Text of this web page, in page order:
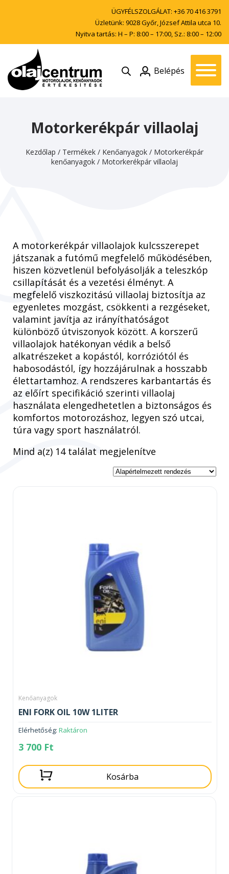
ÜGYFÉLSZOLGÁLAT: +36 70 416 3791
Üzletünk: 9028 Győr, József Attila utca 10.
Nyitva tartás: H – P: 8:00 – 17:00, Sz.: 8:00 – 12:00
Belépés
Motorkerékpár villaolaj
Kezdőlap / Termékek / Kenőanyagok / Motorkerékpár
kenőanyagok / Motorkerékpár villaolaj
A motorkerékpár villaolajok kulcsszerepet
játszanak a futómű megfelelő működésében,
hiszen közvetlenül befolyásolják a teleszkóp
csillapítását és a vezetési élményt. A
megfelelő viszkozitású villaolaj biztosítja az
egyenletes mozgást, csökkenti a rezgéseket,
valamint javítja az irányíthatóságot
különböző útviszonyok között. A korszerű
villaolajok hatékonyan védik a belső
alkatrészeket a kopástól, korróziótól és
habosodástól, így hozzájárulnak a hosszabb
élettartamhoz. A rendszeres karbantartás és
az előírt specifikáció szerinti villaolaj
használata elengedhetetlen a biztonságos és
komfortos motorozáshoz, legyen szó utcai,
túra vagy sport használatról.
Mind a(z) 14 találat megjelenítve
Kenőanyagok
ENI FORK OIL 10W 1LITER
Elérhetőség: Raktáron
3 700 Ft
Kosárba